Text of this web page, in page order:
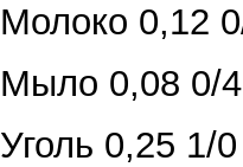
Молоко 0,12
Мыло 0,08 0/4
Уголь 0,25 1/0